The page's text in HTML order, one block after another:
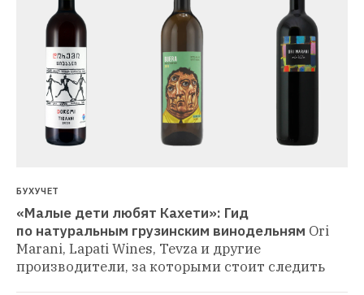
БУХУЧЕТ
«Малые дети любят Кахети»: Гид
по натуральным грузинским винодельням Ori
Marani, Lapati Wines, Tevza и другие
производители, за которыми стоит следить